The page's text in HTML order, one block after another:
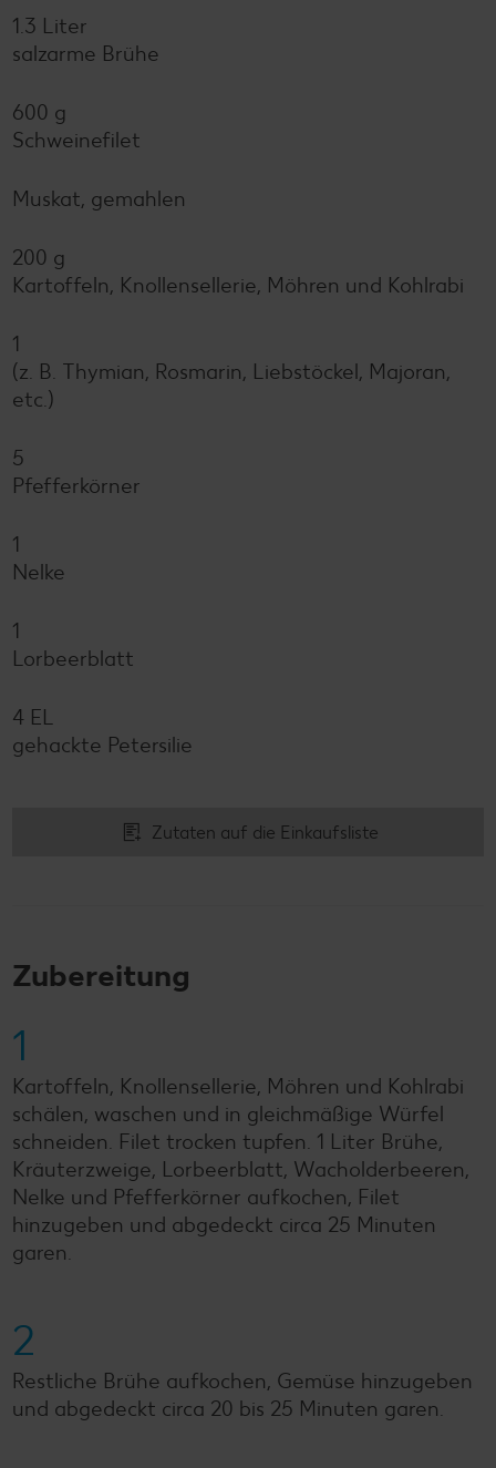
1.3 Liter
salzarme Brühe
600 g
Schweinefilet
Muskat, gemahlen
200 g
Kartoffeln, Knollensellerie, Möhren und Kohlrabi
1
(z. B. Thymian, Rosmarin, Liebstöckel, Majoran,
etc.)
5
Pfefferkörner
1
Nelke
1
Lorbeerblatt
4 EL
gehackte Petersilie
Zutaten auf die Einkaufsliste
Zubereitung
1
Kartoffeln, Knollensellerie, Möhren und Kohlrabi
schälen, waschen und in gleichmäßige Würfel
schneiden. Filet trocken tupfen. 1 Liter Brühe,
Kräuterzweige, Lorbeerblatt, Wacholderbeeren,
Nelke und Pfefferkörner aufkochen, Filet
hinzugeben und abgedeckt circa 25 Minuten
garen.
2
Restliche Brühe aufkochen, Gemüse hinzugeben
und abgedeckt circa 20 bis 25 Minuten garen.